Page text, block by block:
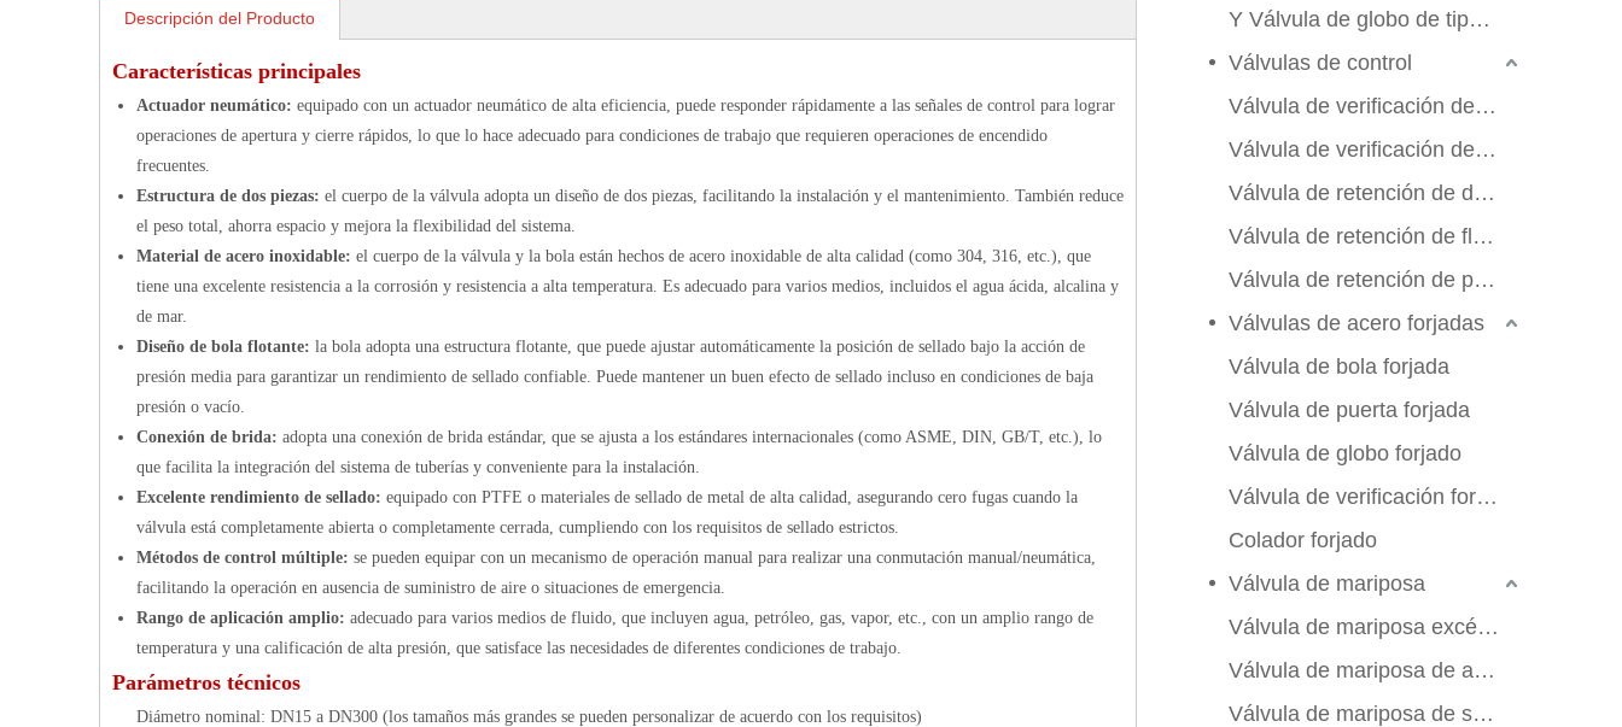
Descripción del Producto
Características principales
Actuador neumático: equipado con un actuador neumático de alta eficiencia, puede responder rápidamente a las señales de control para lograr
operaciones de apertura y cierre rápidos, lo que lo hace adecuado para condiciones de trabajo que requieren operaciones de encendido
frecuentes.
Estructura de dos piezas: el cuerpo de la válvula adopta un diseño de dos piezas, facilitando la instalación y el mantenimiento. También reduce
el peso total, ahorra espacio y mejora la flexibilidad del sistema.
Material de acero inoxidable: el cuerpo de la válvula y la bola están hechos de acero inoxidable de alta calidad (como 304, 316, etc.), que
tiene una excelente resistencia a la corrosión y resistencia a alta temperatura. Es adecuado para varios medios, incluidos el agua ácida, alcalina y
de mar.
Diseño de bola flotante: la bola adopta una estructura flotante, que puede ajustar automáticamente la posición de sellado bajo la acción de
presión media para garantizar un rendimiento de sellado confiable. Puede mantener un buen efecto de sellado incluso en condiciones de baja
presión o vacío.
Conexión de brida: adopta una conexión de brida estándar, que se ajusta a los estándares internacionales (como ASME, DIN, GB/T, etc.), lo
que facilita la integración del sistema de tuberías y conveniente para la instalación.
Excelente rendimiento de sellado: equipado con PTFE o materiales de sellado de metal de alta calidad, asegurando cero fugas cuando la
válvula está completamente abierta o completamente cerrada, cumpliendo con los requisitos de sellado estrictos.
Métodos de control múltiple: se pueden equipar con un mecanismo de operación manual para realizar una conmutación manual/neumática,
facilitando la operación en ausencia de suministro de aire o situaciones de emergencia.
Rango de aplicación amplio: adecuado para varios medios de fluido, que incluyen agua, petróleo, gas, vapor, etc., con un amplio rango de
temperatura y una calificación de alta presión, que satisface las necesidades de diferentes condiciones de trabajo.
Parámetros técnicos
Diámetro nominal: DN15 a DN300 (los tamaños más grandes se pueden personalizar de acuerdo con los requisitos)
Y Válvula de globo de tipo Y
Válvulas de control
Válvula de verificación de swing
Válvula de verificación de elevación
Válvula de retención de doble aleta
Válvula de retención de flujo axial
Válvula de retención de placa de manchas
Válvulas de acero forjadas
Válvula de bola forjada
Válvula de puerta forjada
Válvula de globo forjado
Válvula de verificación forjada
Colador forjado
Válvula de mariposa
Válvula de mariposa excéntrica triple
Válvula de mariposa de alto rendimiento
Válvula de mariposa de sello suave